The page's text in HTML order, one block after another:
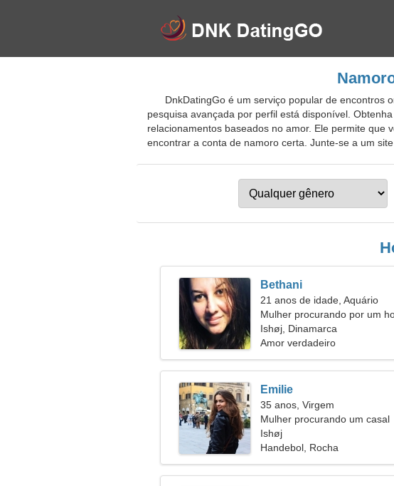
DnkDatingGo é um serviço popular de encontros
pesquisa avançada por perfil está disponível.
relacionamentos baseados no amor. Ele permite que
encontrar a conta de namoro certa. Junte-se a um
Bethani
21 anos de idade, Aquário
Mulher procurando por um
Ishøj, Dinamarca
Amor verdadeiro
Emilie
35 anos, Virgem
Mulher procurando um casal
Ishøj
Handebol, Rocha